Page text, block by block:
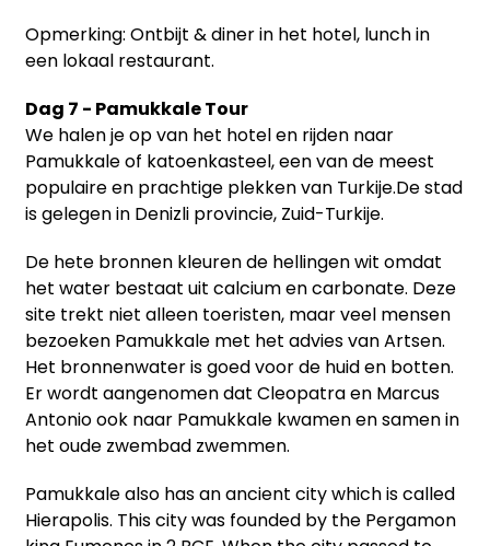
Opmerking: Ontbijt & diner in het hotel, lunch in
een lokaal restaurant.
Dag 7 - Pamukkale Tour
We halen je op van het hotel en rijden naar
Pamukkale of katoenkasteel, een van de meest
populaire en prachtige plekken van Turkije.De stad
is gelegen in Denizli provincie, Zuid-Turkije.
De hete bronnen kleuren de hellingen wit omdat
het water bestaat uit calcium en carbonate. Deze
site trekt niet alleen toeristen, maar veel mensen
bezoeken Pamukkale met het advies van Artsen.
Het bronnenwater is goed voor de huid en botten.
Er wordt aangenomen dat Cleopatra en Marcus
Antonio ook naar Pamukkale kwamen en samen in
het oude zwembad zwemmen.
Pamukkale also has an ancient city which is called
Hierapolis. This city was founded by the Pergamon